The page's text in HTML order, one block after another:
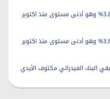
معدل البطالة في اليابان يهبط إلي 3.8% وهو أدنى مستوى منذ اكتوبر
معدل البطالة في اليابان يهبط إلي 3.8% وهو أدنى مستوى منذ اكتوبر
البنك الفيدرالي مكتوف الأيدي